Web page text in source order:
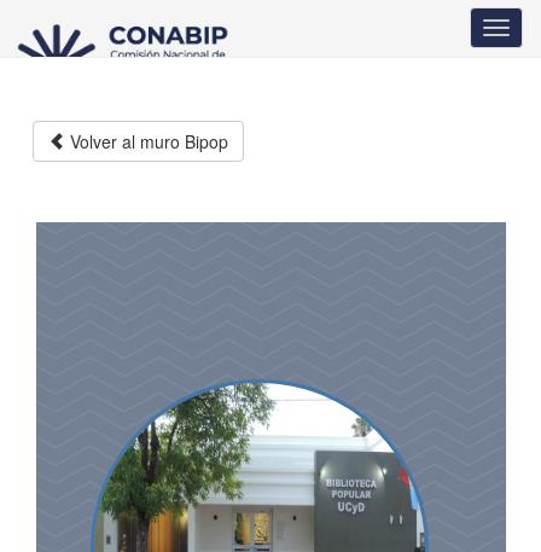
contenido
Volver al muro Bipop